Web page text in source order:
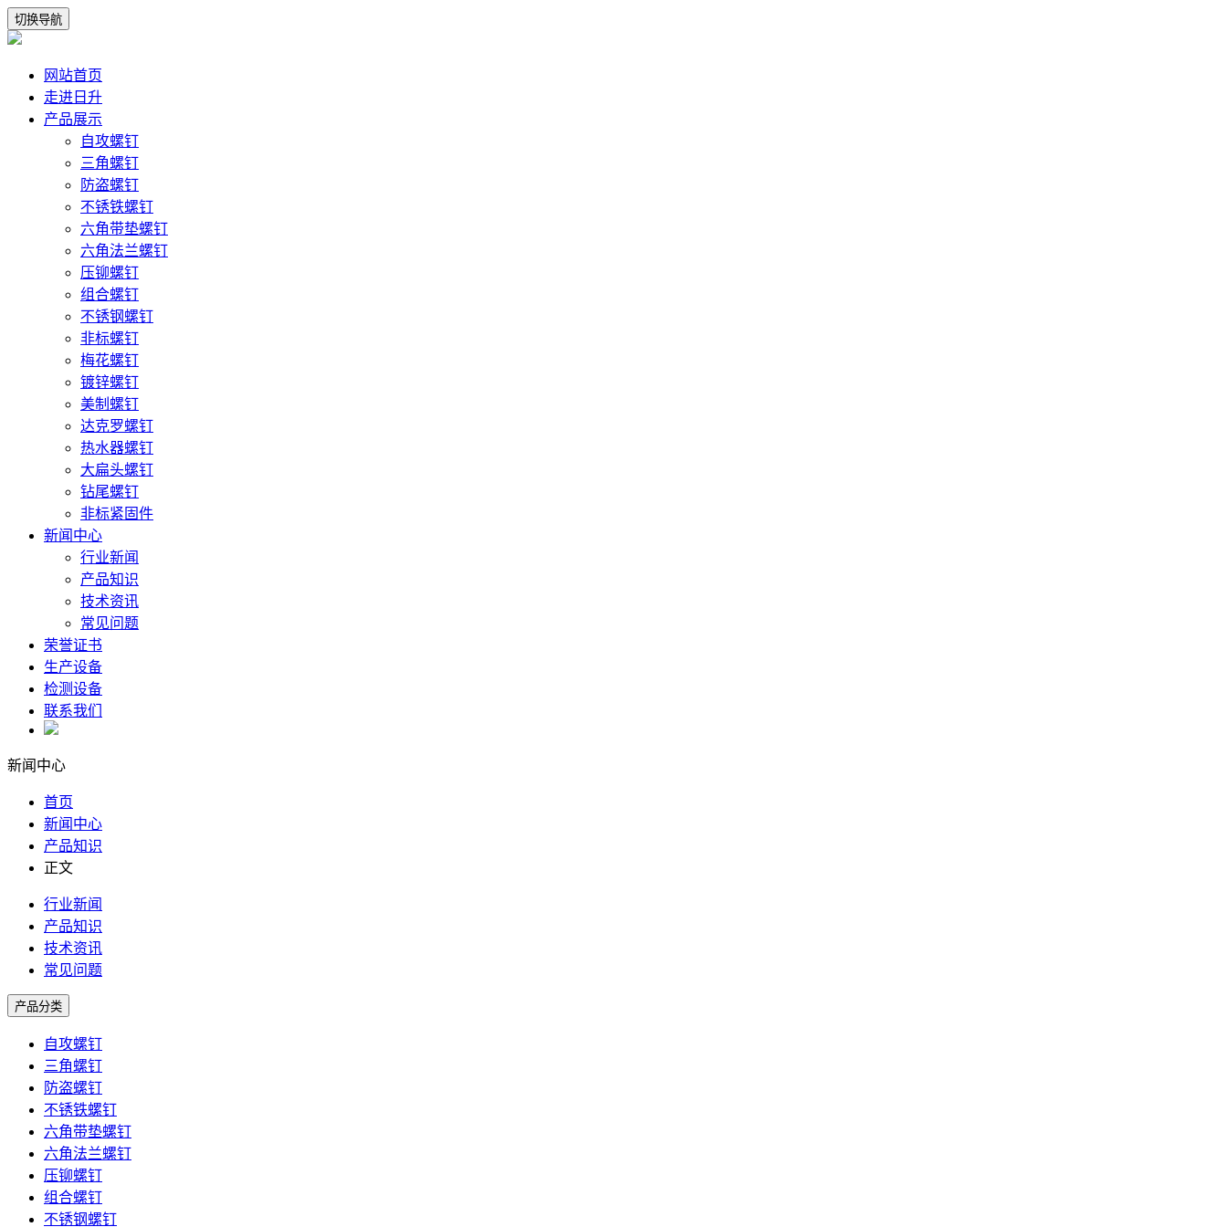
切换导航
网站首页
走进日升
产品展示
自攻螺钉
三角螺钉
防盗螺钉
不锈铁螺钉
六角带垫螺钉
六角法兰螺钉
压铆螺钉
组合螺钉
不锈钢螺钉
非标螺钉
梅花螺钉
镀锌螺钉
美制螺钉
达克罗螺钉
热水器螺钉
大扁头螺钉
钻尾螺钉
非标紧固件
新闻中心
行业新闻
产品知识
技术资讯
常见问题
荣誉证书
生产设备
检测设备
联系我们
新闻中心
首页
新闻中心
产品知识
正文
行业新闻
产品知识
技术资讯
常见问题
产品分类
自攻螺钉
三角螺钉
防盗螺钉
不锈铁螺钉
六角带垫螺钉
六角法兰螺钉
压铆螺钉
组合螺钉
不锈钢螺钉